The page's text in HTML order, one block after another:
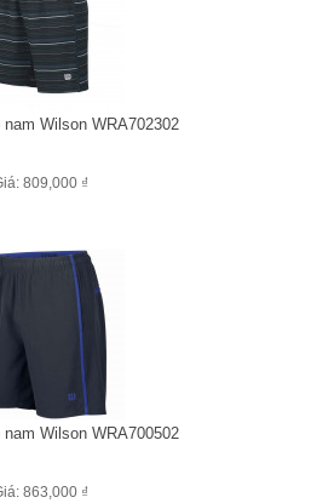
Wilson WRA702302
809,000 ₫
Wilson WRA700502
863,000 ₫